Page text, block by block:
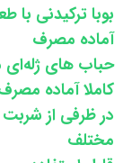
بوبا ترکیدنی
آماده مصرف
حباب های
کاملا آماده
در ظرفی از
مختلف